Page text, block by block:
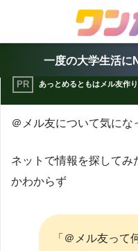
一度の大学生活に
あっとめるともはメル友作
＠メル友について気にな
ネットで情報を探してみ
かわからず
「＠メル友って